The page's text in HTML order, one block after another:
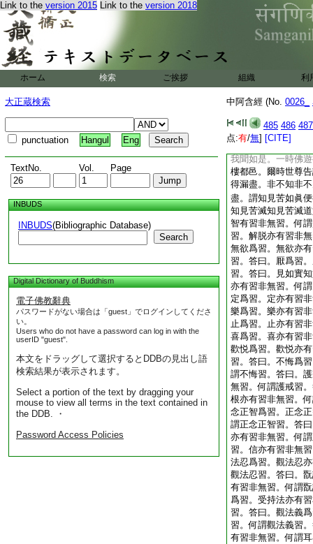
Link to the version 2015 Link to the version 2018
ホーム 検索 ご挨拶 組織 利
大正蔵検索
punctuation Hangul Eng
TextNo. Vol. Page
INBUDS
INBUDS(Bibliographic Database)
Search
Digital Dictionary of Buddhism
電子佛教辭典
パスワードがない場合は「guest」でログインしてくださ
い。
Users who do not have a password can log in with the
userID "guest".
本文をドラッグして選択するとDDBの見出し語
検索結果が表示されます。
Select a portion of the text by dragging your
mouse to view all terms in the text contained in
the DDB. ・
Password Access Policies
中阿含經 (No. 0026_
485 486 487
点:有/無] [CITE]
識。具親近善知識
善法已便具生信。
具正思惟已便具正
已便具護諸根。具
此明解脱展轉具成
(五四) 11 中阿含
我聞如是。一時佛
樓都邑。爾時世尊
得漏盡。非不知非
盡。謂知見苦如眞
知見苦滅知見苦滅
智有習非無習。何
習。解脱亦有習非
無欲爲習。無欲亦
習。答曰。厭爲習
習。答曰。見如實
亦有習非無習。何
定爲習。定亦有習
樂爲習。樂亦有習
止爲習。止亦有習
喜爲習。喜亦有習
歡悦爲習。歡悦亦
習。答曰。不悔爲
謂不悔習。答曰。
無習。何謂護戒習
根亦有習非無習。
念正智爲習。正念
謂正念正智習。答
亦有習非無習。何
習。信亦有習非無
法忍爲習。觀法忍
觀法忍習。答曰。
有習非無習。何謂
爲習。受持法亦有
習。答曰。觀法義
習。何謂觀法義習
有習非無習。何謂